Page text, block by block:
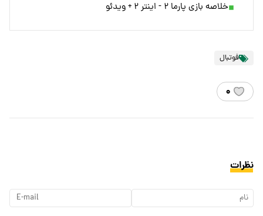
خلاصه بازی پارما ۲ - اینتر ۲ + ویدئو
فوتبال
۰
نظرات